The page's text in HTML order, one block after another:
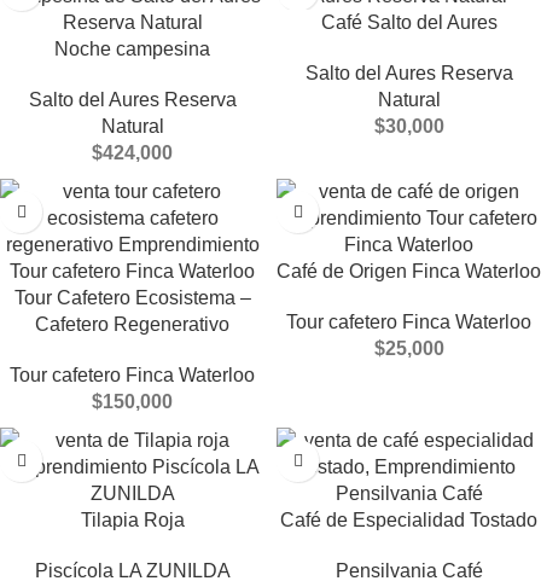
Noche campesina
Salto del Aures Reserva
Natural
$424,000
Café Salto del Aures
Salto del Aures Reserva
Natural
$30,000
Tour Cafetero Ecosistema –
Cafetero Regenerativo
Tour cafetero Finca Waterloo
$150,000
Café de Origen Finca Waterloo
Tour cafetero Finca Waterloo
$25,000
Tilapia Roja
Piscícola LA ZUNILDA
Café de Especialidad Tostado
Pensilvania Café